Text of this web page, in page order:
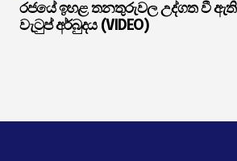
රජයේ ඉහළ තනතුරුවල උද්ගත වී ඇති
වැටුප් අර්බුදය (VIDEO)